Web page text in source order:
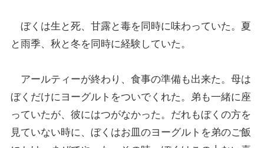
ぼくは生と死、甘露と毒を同時に味わっていた。夏
と雨季、秋と冬を同時に経験していた。
アールティーが終わり、食事の準備も出来た。母は
ぼくだけにヨーグルトをついでくれた。弟も一緒に座
っていたが、彼にはつがなかった。だれもぼくの方を
見ていない時に、ぼくはお皿のヨーグルトを弟のご飯